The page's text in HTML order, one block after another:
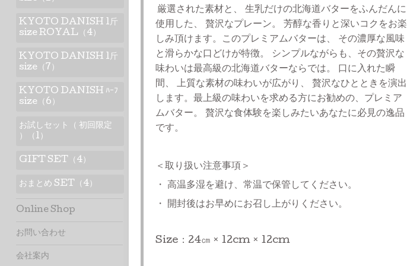
厳選された素材と、 生乳だけの北海道バターをふんだんに
使用した、 贅沢なプレーン。 芳醇な香りと深いコクをお楽
しみ頂けます。
このプレミアムバターは、 その濃厚な風味
と滑らかな口どけが特徴。 シンプルながらも、その贅沢な
味わいは最高級の北海道バターならでは。 口に入れた瞬
間、 上質な素材の味わいが広がり、 贅沢なひとときを演出
します。 最上級の味わいを求める方にお勧めの、プレミア
ムバター。 贅沢な食体験を楽しみたいあなたに必見の逸品
です。
＜取り扱い注意事項＞
・ 高温多湿を避け、常温で保管してください。
・ 開封後はお早めにお召し上がりください。
Size： 24㎝ × 12cm × 12cm
KYOTO DANISH 1斤
size ROYAL（4）
KYOTO DANISH 1斤
size（7）
KYOTO DANISH ﾊｰﾌ
size（6）
お試しセット（ 初回限定
）（1）
GIFT SET（4）
おまとめ SET（4）
Online Shop
お問い合わせ
会社案内